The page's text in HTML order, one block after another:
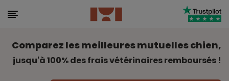
Comparez les meilleures mutuelles chien,
jusqu'à 100% des frais vétérinaires remboursés !